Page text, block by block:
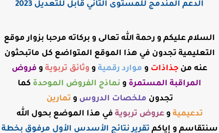
الدعم المندمج للمستوى الثاني قابل للتعديل 2023
السلام عليكم و رحمة الله تعالى و بركاته مرحبا بزوار موقع
التعليمية تجدون في هذا الموقع المتواضع كل ماتبحثون
عنه من جذاذات و موارد رقمية و وثائق تربوية و فروض
المراقبة المستمرة و نماذج الفروض الموحدة كما
تجدون ملخصات الدروس و تمارين
تدعيمية وعروض تربوية في هذا الموضع بحول الله
سنتقاسم و إياكم تقرير نتائج الأسدس الأول مرفوق بخطة